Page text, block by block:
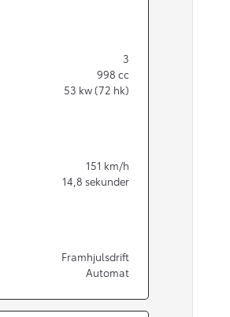
Från 3 450 kr/mån
3
998 cc
53 kw (72 hk)
151 km/h
14,8 sekunder
Framhjulsdrift
Automat